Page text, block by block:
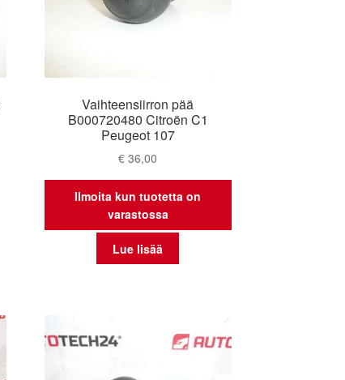
Vaihteensiirron pää
B000720480 Citroën C1
Peugeot 107
€ 36,00
Ilmoita kun tuotetta on
varastossa
Lue lisää